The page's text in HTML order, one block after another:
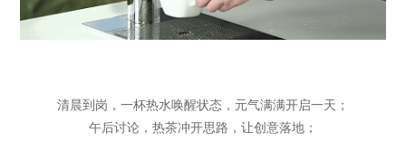
清晨到岗，一杯热水唤醒状态，元气满满开启一天；
午后讨论，热茶冲开思路，让创意落地；